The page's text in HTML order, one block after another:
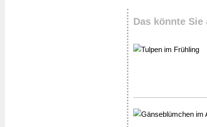
Das könnte